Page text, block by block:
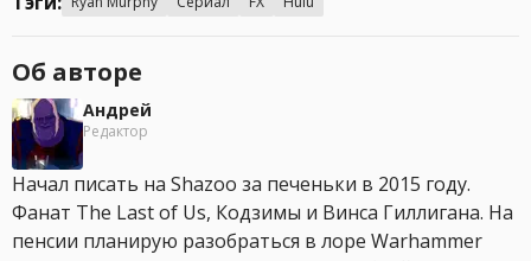
Об авторе
Андрей
Редактор
Начал писать на Shazoo за печеньки в 2015 году.
Фанат The Last of Us, Кодзимы и Винса Гиллигана. На
пенсии планирую разобраться в лоре Warhammer